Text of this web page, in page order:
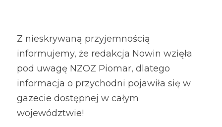
Wyniki badań
Z nieskrywaną przyjemnością
informujemy, że redakcja Nowin wzięła
pod uwagę NZOZ Piomar, dlatego
informacja o przychodni pojawiła się w
gazecie dostępnej w całym
województwie!